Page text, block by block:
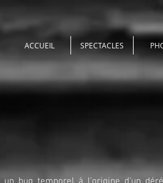
ACCUEIL SPECTACLES